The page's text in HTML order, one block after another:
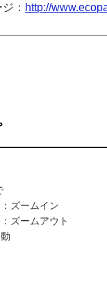
： http://
ズームイン
ズームアウト